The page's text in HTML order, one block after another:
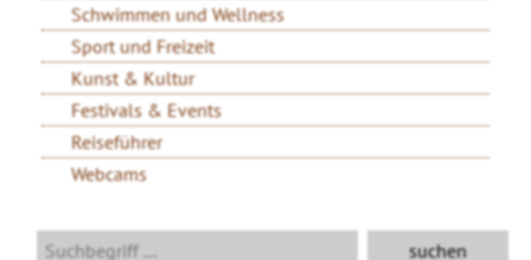
Schwimmen und Wellness
Sport und Freizeit
Kunst & Kultur
Festivals & Events
Reiseführer
Webcams